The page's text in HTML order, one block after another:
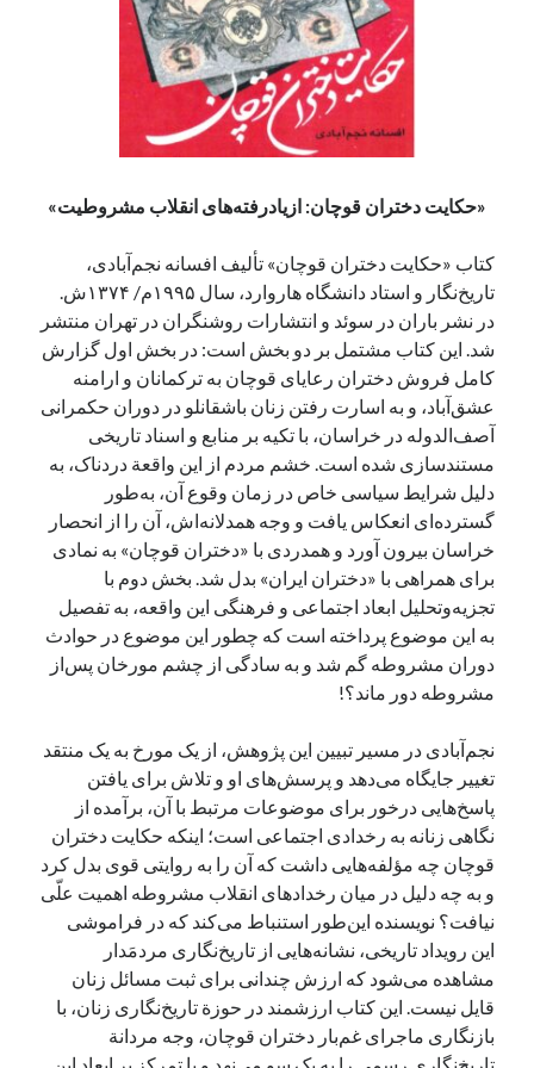
آخرین دیدگاه‌ها
درمَه‌لقا مَلّاح، حافظ محیط زیست ایران
در
سعیدیدر
بزرگداشت یاد و نام استاد اسماعیل سعادت (مهر ۱۳۰۴- شهریور
جست‌وجو
«حکایت دختران قوچان: ازیادرفته‌های انقلاب مشروطیت»
کتاب «حکایت دختران قوچان» تألیف افسانه نجم‌آبادی،
تاریخ‌نگار و استاد دانشگاه هاروارد، سال ۱۹۹۵م/ ۱۳۷۴ش.
در نشر باران در سوئد و انتشارات روشنگران در تهران منتشر
شد. این کتاب مشتمل بر دو بخش است: در بخش اول گزارش
کامل فروش دختران رعایای قوچان به ترکمانان و ارامنه
عشق‌آباد، و به اسارت رفتن زنان باشقانلو در دوران حکمرانی
آصف‌الدوله در خراسان، با تکیه بر منابع و اسناد تاریخی
مستندسازی شده است. خشم مردم از این واقعة دردناک، به
دلیل شرایط سیاسی خاص در زمان وقوع آن، به‌طور
گسترده‌ای انعکاس یافت و وجه همدلانه‌اش، آن را از انحصار
خراسان بیرون آورد و همدردی با «دختران قوچان» به نمادی
برای همراهی با «دختران ایران» بدل شد. بخش دوم با
تجزیه‌وتحلیل ابعاد اجتماعی و فرهنگی این واقعه، به تفصیل
به این موضوع پرداخته است که چطور این موضوع در حوادث
دوران مشروطه گم شد و به سادگی از چشم مورخان پس‌از
مشروطه دور ماند؟!
نجم‌آبادی در مسیر تبیین این پژوهش، از یک مورخ به یک منتقد
تغییر جایگاه می‌دهد و پرسش‌های او و تلاش برای یافتن
پاسخ‌هایی درخور برای موضوعات مرتبط با آن، برآمده از
نگاهی زنانه به رخدادی اجتماعی است؛ اینکه حکایت دختران
قوچان چه مؤلفه‌هایی داشت که آن را به روایتی قوی بدل کرد
و به چه دلیل در میان رخدادهای انقلاب مشروطه اهمیت علّی
نیافت؟ نویسنده این‌طور استنباط می‌کند که در فراموشی
این رویداد تاریخی، نشانه‌هایی از تاریخ‌نگاری مردمَدار
مشاهده می‌شود که ارزش چندانی برای ثبت مسائل زنان
قایل نیست. این کتاب ارزشمند در حوزة تاریخ‌نگاری زنان، با
بازنگاری ماجرای غم‌بار دختران قوچان، وجه مردانة